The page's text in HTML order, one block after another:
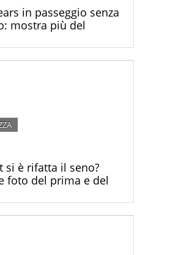
in passeggio senza
mostra più del
Britney Spears torna a stupirci…
la gran parte del seno.
si è rifatta il seno?
foto del prima e del
ai People’s Choice Awards. Si è